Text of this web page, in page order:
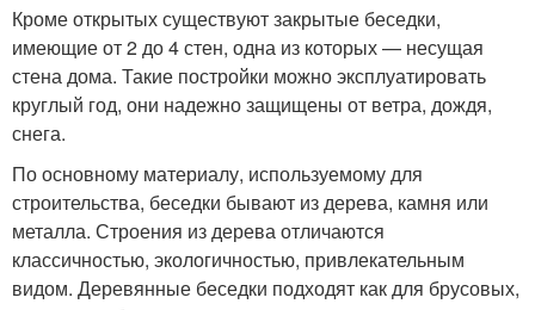
Кроме открытых существуют закрытые беседки,
имеющие от 2 до 4 стен, одна из которых — несущая
стена дома. Такие постройки можно эксплуатировать
круглый год, они надежно защищены от ветра, дождя,
снега.
По основному материалу, используемому для
строительства, беседки бывают из дерева, камня или
металла. Строения из дерева отличаются
классичностью, экологичностью, привлекательным
видом. Деревянные беседки подходят как для брусовых,